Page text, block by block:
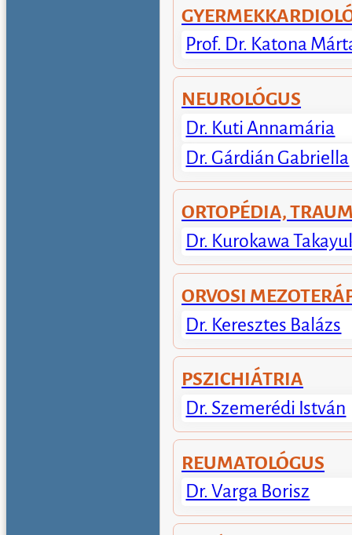
Prof. Dr. Katona
NEUROLÓGUS
Dr. Kuti Annamária
Dr. Gárdián Gabriella
ORTOPÉDIA,
Dr. Kurokawa
ORVOSI
Dr. Keresztes Balázs
PSZICHIÁTRIA
Dr. Szemerédi István
REUMATOLÓGUS
Dr. Varga Borisz